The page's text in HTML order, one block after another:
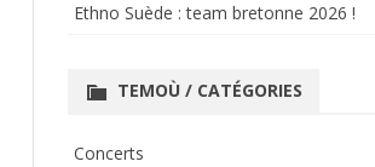
Ethno Suède : team bretonne 2026 !
TEMOÙ / CATÉGORIES
Concerts